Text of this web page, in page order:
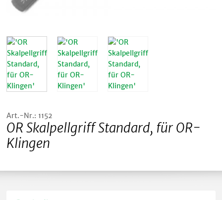
Art.-Nr.: 1152
OR Skalpellgriff Standard, für OR-
Klingen